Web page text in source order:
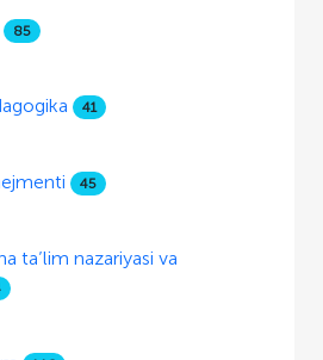
85
41
45
ta’lim nazariyasi va